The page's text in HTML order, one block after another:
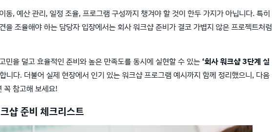
동, 예산 관리, 일정 조율, 프로그램 구성까지 챙겨야 할 것이 한두 가지가 아닙니다. 특히
을 조율해야 하는 담당자 입장에서는 회사 워크샵 준비가 결코 가볍지 않은 프로젝트처럼
민을 덜고 효율적인 준비와 높은 만족도를 동시에 실현할 수 있는 ‘회사 워크샵 3단계 실
니다. 더불어 실제 현장에서 인기 있는 워크샵 프로그램 예시까지 함께 정리했으니, 다음
꼭 참고해 보세요!
샵 준비 체크리스트